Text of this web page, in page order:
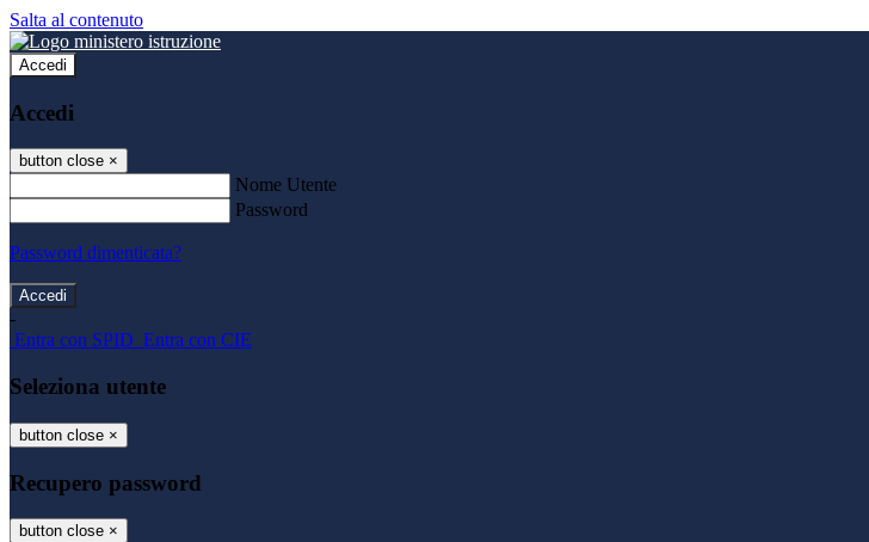
Salta al contenuto
Accedi
Accedi
button close ×
Nome Utente
Password
Password dimenticata?
-
Entra con SPID Entra con CIE
Seleziona utente
button close ×
Recupero password
button close ×